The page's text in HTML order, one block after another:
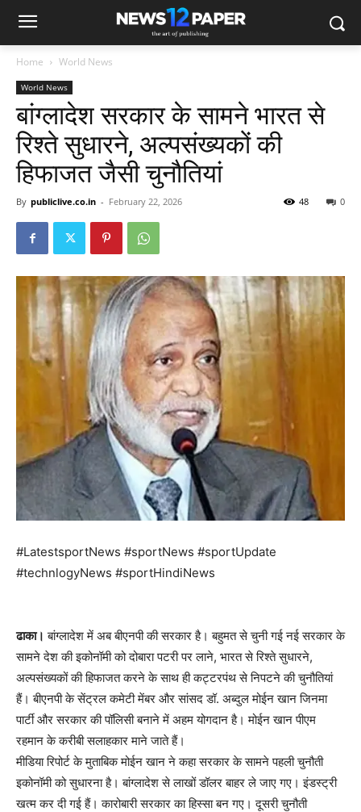
Home World News
World News
बांग्लादेश सरकार के सामने भारत से
रिश्ते सुधारने, अल्पसंख्यकों की
हिफाजत जैसी चुनौतियां
By publiclive.co.in - February 22, 2026 0
48
#LatestsportNews #sportNews #sportUpdate
#technlogyNews #sportHindiNews
ढाका। बांग्लादेश में अब बीएनपी की सरकार है। बहुमत से चुनी गई नई सरकार के
सामने देश की इकोनॉमी को दोबारा पटरी पर लाने, भारत से रिश्ते सुधारने,
अल्पसंख्यकों की हिफाजत करने के साथ ही कट्टरपंथ से निपटने की चुनौतियां
हैं। बीएनपी के सेंट्रल कमेटी मेंबर और सांसद डॉ. अब्दुल मोईन खान जिनमा
पार्टी और सरकार की पॉलिसी बनाने में अहम योगदान है। मोईन खान पीएम
रहमान के करीबी सलाहकार माने जाते हैं।
मीडिया रिपोर्ट के मुताबिक मोईन खान ने कहा सरकार के सामने पहली चुनौती
इकोनॉमी को सुधारना है। बांग्लादेश से लाखों डॉलर बाहर ले जाए गए। इंडस्ट्री
खत्म कर दी गई हैं। कारोबारी सरकार का हिस्सा बन गए। दूसरी चुनौती